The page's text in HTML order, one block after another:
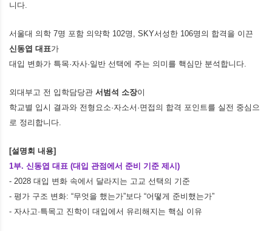
니다.
서울대 의학 7명 포함 의약학 102명, SKY서성한 106명의 합격을 이끈
신동엽 대표가
대입 변화가 특목·자사·일반 선택에 주는 의미를 핵심만 분석합니다.
외대부고 전 입학담당관 서범석 소장이
학교별 입시 결과와 전형요소·자소서·면접의 합격 포인트를 실전 중심으
로 정리합니다.
[설명회 내용]
1부. 신동엽 대표 (대입 관점에서 준비 기준 제시)
- 2028 대입 변화 속에서 달라지는 고교 선택의 기준
- 평가 구조 변화: “무엇을 했는가”보다 “어떻게 준비했는가”
- 자사고·특목고 진학이 대입에서 유리해지는 핵심 이유